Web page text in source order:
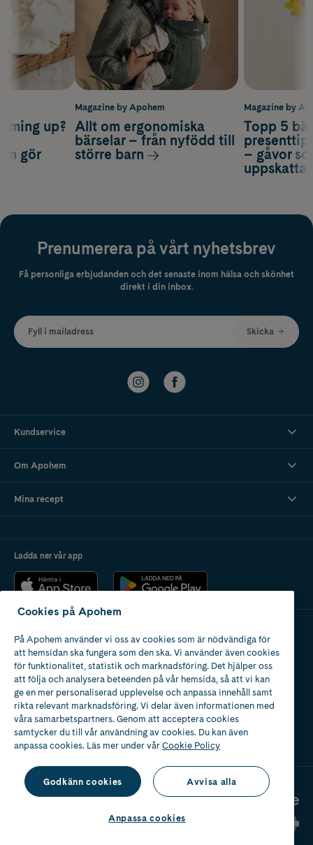
Magazine by
Topp 5
– gåvor
up?
gör
Magazine by Apohem
Allt om ergonomiska
bärselar – från nyfödd till
större barn
Prenumerera på vårt nyhetsbrev
Få personliga erbjudanden och det senaste inom hälsa och skönhet
direkt i din inbox.
Fyll i mailadress Skicka
Kundservice
Om Apohem
Mina recept
Ladda ner vår app
Apotek med tillstånd
av Läkemedelsverket
2024
Cookies på Apohem
På Apohem använder vi oss av cookies som är nödvändiga för
att hemsidan ska fungera som den ska. Vi använder även cookies
för funktionalitet, statistik och marknadsföring. Det hjälper oss
att följa och analysera beteenden på vår hemsida, så att vi kan
ge en mer personaliserad upplevelse och anpassa innehåll samt
rikta relevant marknadsföring. Vi delar även informationen med
våra samarbetspartners. Genom att acceptera cookies
samtycker du till vår användning av cookies. Du kan även
anpassa cookies. Läs mer under vårCookie Policy
Godkänn cookies Avvisa alla
Anpassa cookies